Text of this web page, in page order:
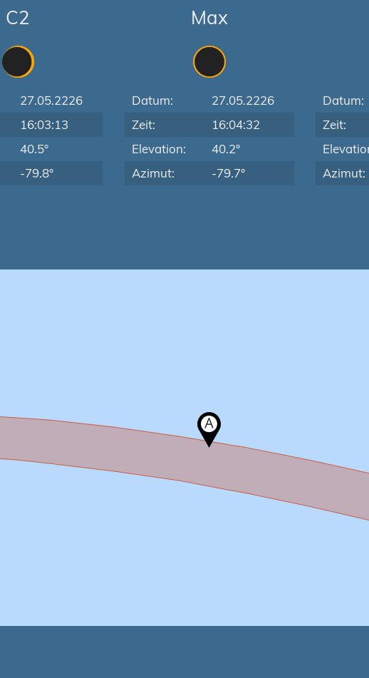
C2
27.05.2226
16:03:13
40.5°
-79.8°
Max
Datum:
27.05.2226
Zeit:
16:04:32
Elevation:
40.2°
Azimut:
-79.7°
Datum:
Zeit:
Azimut: